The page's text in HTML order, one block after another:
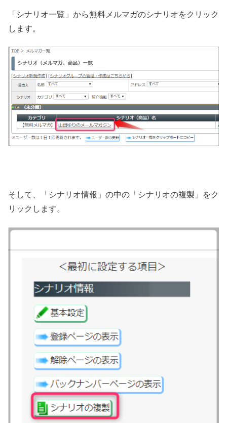
「シナリオ一覧」から無料メルマガのシナリオをクリック
します。
そして、「シナリオ情報」の中の「シナリオの複製」をク
リックします。